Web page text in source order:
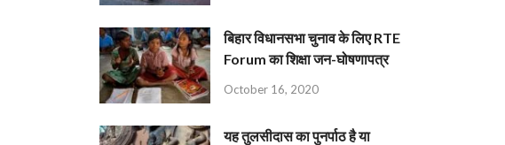
बिहार विधानसभा चुनाव के लिए RTE
Forum का शिक्षा जन-घोषणापत्र
October 16, 2020
यह तुलसीदास का पुनर्पाठ है या